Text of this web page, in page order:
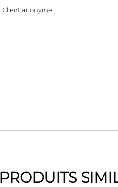
Client anonyme
PRODUITS